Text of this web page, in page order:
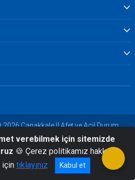
2026 Çanakkale İl Afet ve Acil Durum
verebilmek için sitemizde
🍪 Çerez politikamız hakkında
için tıklayınız Kabul et